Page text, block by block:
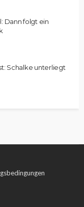
Dann folgt ein
Schalke unterliegt